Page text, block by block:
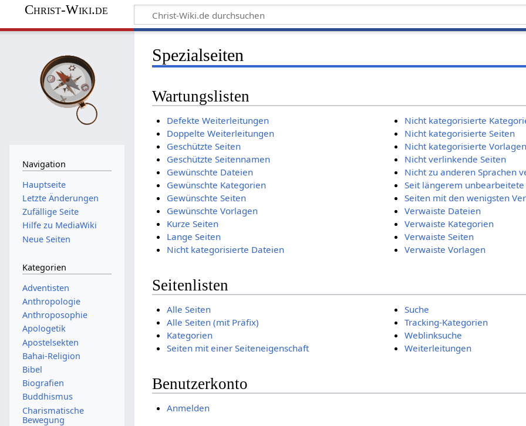
Christ-Wiki.de
Spezialseiten
Wartungslisten
Defekte Weiterleitungen
Doppelte Weiterleitungen
Geschützte Seiten
Geschützte Seitennamen
Gewünschte Dateien
Gewünschte Kategorien
Gewünschte Seiten
Gewünschte Vorlagen
Kurze Seiten
Lange Seiten
Nicht kategorisierte Dateien
Nicht kategorisierte
Nicht kategorisierte Seiten
Nicht kategorisierte Vorlagen
Nicht verlinkende Seiten
Nicht zu anderen Sprachen
Seit längerem unbearbeitete
Seiten mit den wenigsten
Verwaiste Dateien
Verwaiste Kategorien
Verwaiste Seiten
Verwaiste Vorlagen
Seitenlisten
Alle Seiten
Alle Seiten (mit Präfix)
Kategorien
Seiten mit einer Seiteneigenschaft
Suche
Tracking-Kategorien
Weblinksuche
Weiterleitungen
Benutzerkonto
Anmelden
Navigation
Hauptseite
Letzte Änderungen
Zufällige Seite
Hilfe zu MediaWiki
Neue Seiten
Kategorien
Adventisten
Anthropologie
Anthroposophie
Apologetik
Apostelsekten
Bahai-Religion
Bibel
Biografien
Buddhismus
Charismatische
Bewegung